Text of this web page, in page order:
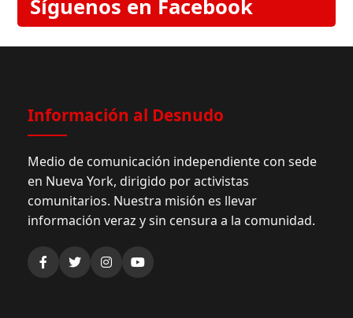
Síguenos en Facebook
Información al Desnudo
Medio de comunicación independiente con sede
en Nueva York, dirigido por activistas
comunitarios. Nuestra misión es llevar
información veraz y sin censura a la comunidad.